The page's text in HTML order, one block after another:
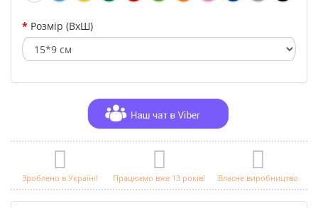
Розмір (ВхШ)
Зроблено в Україні! Працюємо вже 13 років! Власне виробництво